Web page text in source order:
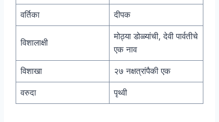
वर्तिका दीपक
विशालाक्षी
मोठ्या डोळ्यांची, देवी पार्वतीचे
एक नाव
विशाखा २७ नक्षत्रांपैकी एक
वरुदा पृथ्वी